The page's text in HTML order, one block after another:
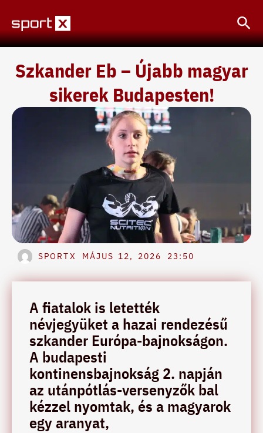
content
Szkander Eb – Újabb magyar
sikerek Budapesten!
SPORTX MÁJUS 12, 2026 23:50
A fiatalok is letették
névjegyüket a hazai rendezésű
szkander Európa-bajnokságon.
A budapesti
kontinensbajnokság 2. napján
az utánpótlás-versenyzők bal
kézzel nyomtak, és a magyarok
egy aranyat,